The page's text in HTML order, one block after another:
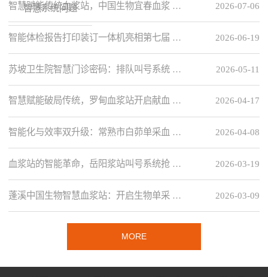
智慧系统问题 2026-07-06
智慧赋能传统血浆站，中国生物宜春血浆 …
2026-06-19
智能体检报告打印装订一体机亮相第七届 …
2026-05-11
苏坡卫生院智慧门诊密码：排队叫号系统 …
2026-04-17
智慧赋能破局传统，罗甸血浆站开启献血 …
2026-04-08
智能化与效率双升级：常熟市白茆单采血 …
2026-03-19
血浆站的智能革命，岳阳浆站叫号系统抢 …
2026-03-09
蓬溪中国生物智慧血浆站：开启生物单采 …
MORE